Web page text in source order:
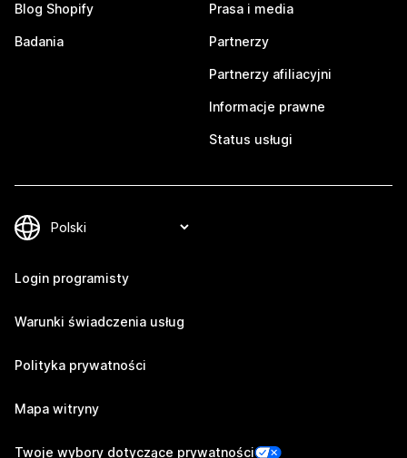
Blog Shopify
Badania
Prasa i media
Partnerzy
Partnerzy afiliacyjni
Informacje prawne
Status usługi
Login programisty
Warunki świadczenia usług
Polityka prywatności
Mapa witryny
Twoje wybory dotyczące prywatności